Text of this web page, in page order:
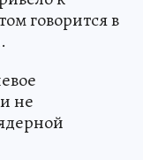
говорится в
не